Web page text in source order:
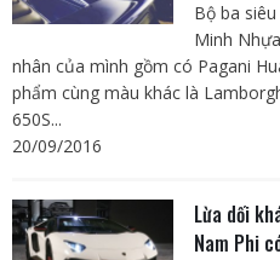
Bộ ba
Minh
nhân của mình gồm có Pagani
phẩm cùng màu khác là
650S...
20/09/2016
Lừa dối
Nam Phi